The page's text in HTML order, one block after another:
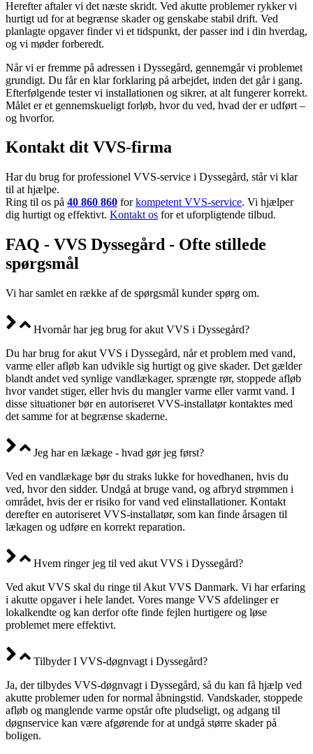
Herefter aftaler vi det næste skridt. Ved akutte problemer rykker vi
hurtigt ud for at begrænse skader og genskabe stabil drift. Ved
planlagte opgaver finder vi et tidspunkt, der passer ind i din hverdag,
og vi møder forberedt.
Når vi er fremme på adressen i Dyssegård, gennemgår vi problemet
grundigt. Du får en klar forklaring på arbejdet, inden det går i gang.
Efterfølgende tester vi installationen og sikrer, at alt fungerer korrekt.
Målet er et gennemskueligt forløb, hvor du ved, hvad der er udført –
og hvorfor.
Kontakt dit VVS-firma
Har du brug for professionel VVS-service i Dyssegård, står vi klar
til at hjælpe.
Ring til os på 40 860 860 forkompetent VVS-service. Vi hjælper
dig hurtigt og effektivt. Kontakt os for et uforpligtende tilbud.
FAQ - VVS Dyssegård - Ofte stillede
spørgsmål
Vi har samlet en række af de spørgsmål kunder spørg om.
Hvornår har jeg brug for akut VVS i Dyssegård?
Du har brug for akut VVS i Dyssegård, når et problem med vand,
varme eller afløb kan udvikle sig hurtigt og give skader. Det gælder
blandt andet ved synlige vandlækager, sprængte rør, stoppede afløb
hvor vandet stiger, eller hvis du mangler varme eller varmt vand. I
disse situationer bør en autoriseret VVS-installatør kontaktes med
det samme for at begrænse skaderne.
Jeg har en lækage - hvad gør jeg først?
Ved en vandlækage bør du straks lukke for hovedhanen, hvis du
ved, hvor den sidder. Undgå at bruge vand, og afbryd strømmen i
området, hvis der er risiko for vand ved elinstallationer. Kontakt
derefter en autoriseret VVS-installatør, som kan finde årsagen til
lækagen og udføre en korrekt reparation.
Hvem ringer jeg til ved akut VVS i Dyssegård?
Ved akut VVS skal du ringe til Akut VVS Danmark. Vi har erfaring
i akutte opgaver i hele landet. Vores mange VVS afdelinger er
lokalkendte og kan derfor ofte finde fejlen hurtigere og løse
problemet mere effektivt.
Tilbyder I VVS-døgnvagt i Dyssegård?
Ja, der tilbydes VVS-døgnvagt i Dyssegård, så du kan få hjælp ved
akutte problemer uden for normal åbningstid. Vandskader, stoppede
afløb og manglende varme opstår ofte pludseligt, og adgang til
døgnservice kan være afgørende for at undgå større skader på
boligen.